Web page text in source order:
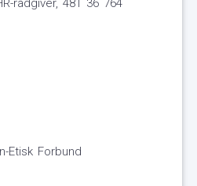
rådgiver, 481 36 764
Etisk Forbund